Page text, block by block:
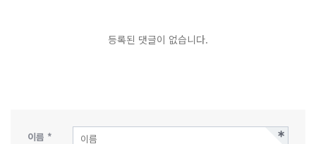
등록된 댓글이 없습니다.
이름 *